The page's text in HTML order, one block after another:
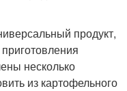
продукт,
несколько
из картофельного